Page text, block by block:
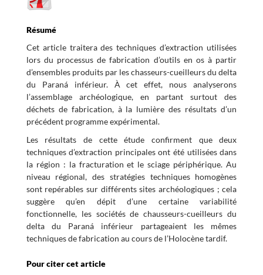
Résumé
Cet article traitera des techniques d’extraction utilisées
lors du processus de fabrication d’outils en os à partir
d’ensembles produits par les chasseurs-cueilleurs du delta
du Paraná inférieur. À cet effet, nous analyserons
l’assemblage archéologique, en partant surtout des
déchets de fabrication, à la lumière des résultats d’un
précédent programme expérimental.
Les résultats de cette étude confirment que deux
techniques d’extraction principales ont été utilisées dans
la région : la fracturation et le sciage périphérique. Au
niveau régional, des stratégies techniques homogènes
sont repérables sur différents sites archéologiques ; cela
suggère qu’en dépit d’une certaine variabilité
fonctionnelle, les sociétés de chausseurs-cueilleurs du
delta du Paraná inférieur partageaient les mêmes
techniques de fabrication au cours de l’Holocène tardif.
Pour citer cet article